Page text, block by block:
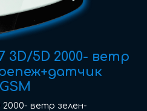
3D/5D 2000- ветр
2000- ветр зелен-